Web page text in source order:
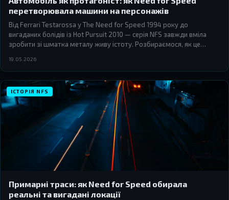
перетворювала машини на персонажів
Від Ferrari Testarossa у The Need for Speed 1994 року до
вигаданих болідів із Hot Pursuit 2010 — серія NFS завжди вміла
зробити зі шматка металу живу істоту. Розбираємося, як це
конкретних ігор.
19.05.2026
ІСТОРІЯ NFS
Примарні траси: як Need for Speed обирала
реальні та вигадані локації